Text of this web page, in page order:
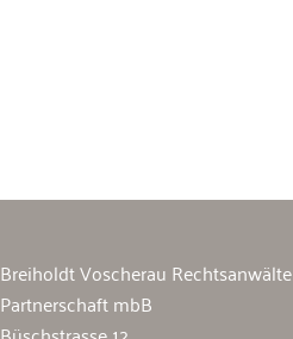
Breiholdt Voscherau Rechtsanwälte
Partnerschaft mbB